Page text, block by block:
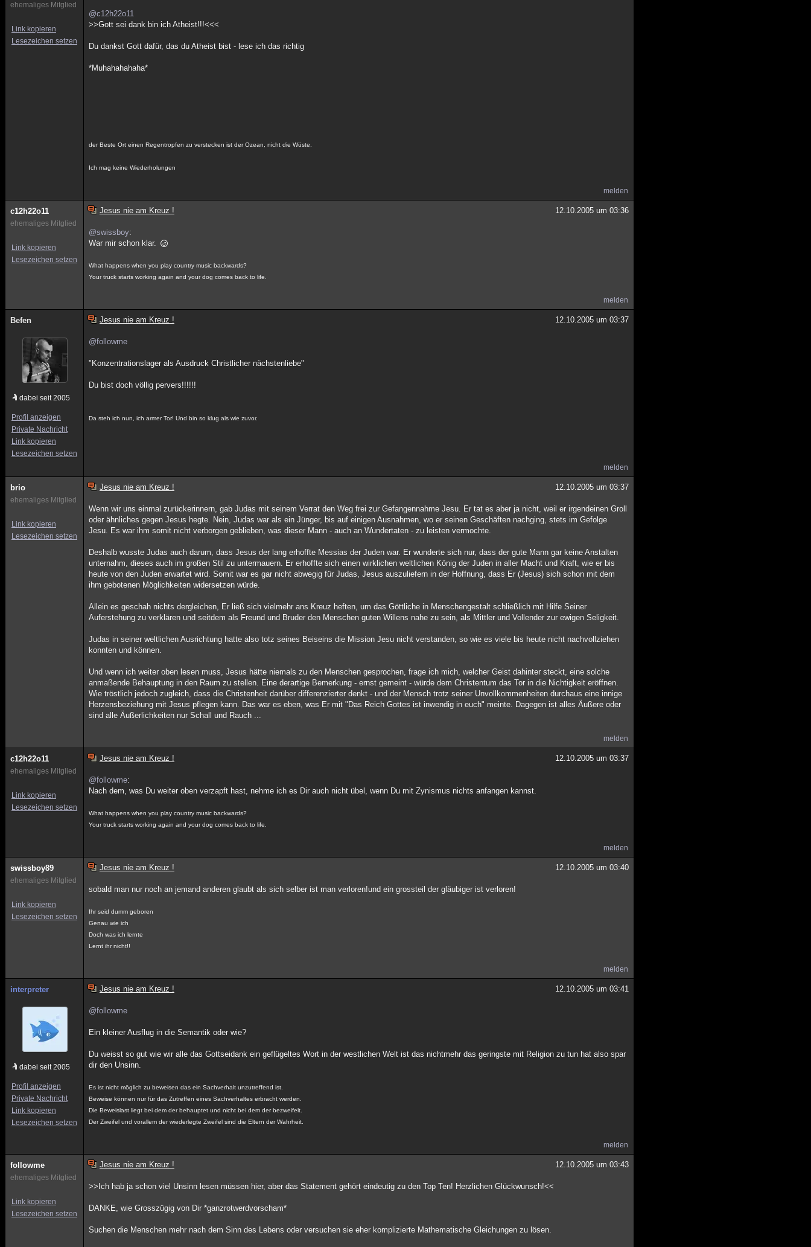
ehemaliges Mitglied
Link kopieren
Lesezeichen setzen
@c12h22o11
>>Gott sei dank bin ich Atheist!!!<<<
Du dankst Gott dafür, das du Atheist bist - lese ich das richtig
*Muhahahahaha*
der Beste Ort einen Regentropfen zu verstecken ist der Ozean, nicht die Wüste.
Ich mag keine Wiederholungen
melden
c12h22o11
ehemaliges Mitglied
Link kopieren
Lesezeichen setzen
Jesus nie am Kreuz ! 12.10.2005 um 03:36
@swissboy:
War mir schon klar.
What happens when you play country music backwards?
Your truck starts working again and your dog comes back to life.
melden
Befen
dabei seit 2005
Profil anzeigen
Private Nachricht
Link kopieren
Lesezeichen setzen
Jesus nie am Kreuz ! 12.10.2005 um 03:37
@followme
"Konzentrationslager als Ausdruck Christlicher nächstenliebe"
Du bist doch völlig pervers!!!!!!
Da steh ich nun, ich armer Tor! Und bin so klug als wie zuvor.
melden
brio
ehemaliges Mitglied
Link kopieren
Lesezeichen setzen
Jesus nie am Kreuz ! 12.10.2005 um 03:37
Wenn wir uns einmal zurückerinnern, gab Judas mit seinem Verrat den Weg frei zur Gefangennahme Jesu. Er tat es aber ja nicht, weil er irgendeinen Groll
oder ähnliches gegen Jesus hegte. Nein, Judas war als ein Jünger, bis auf einigen Ausnahmen, wo er seinen Geschäften nachging, stets im Gefolge
Jesu. Es war ihm somit nicht verborgen geblieben, was dieser Mann - auch an Wundertaten - zu leisten vermochte.
Deshalb wusste Judas auch darum, dass Jesus der lang erhoffte Messias der Juden war. Er wunderte sich nur, dass der gute Mann gar keine Anstalten
unternahm, dieses auch im großen Stil zu untermauern. Er erhoffte sich einen wirklichen weltlichen König der Juden in aller Macht und Kraft, wie er bis
heute von den Juden erwartet wird. Somit war es gar nicht abwegig für Judas, Jesus auszuliefern in der Hoffnung, dass Er (Jesus) sich schon mit dem
ihm gebotenen Möglichkeiten widersetzen würde.
Allein es geschah nichts dergleichen, Er ließ sich vielmehr ans Kreuz heften, um das Göttliche in Menschengestalt schließlich mit Hilfe Seiner
Auferstehung zu verklären und seitdem als Freund und Bruder den Menschen guten Willens nahe zu sein, als Mittler und Vollender zur ewigen Seligkeit.
Judas in seiner weltlichen Ausrichtung hatte also totz seines Beiseins die Mission Jesu nicht verstanden, so wie es viele bis heute nicht nachvollziehen
konnten und können.
Und wenn ich weiter oben lesen muss, Jesus hätte niemals zu den Menschen gesprochen, frage ich mich, welcher Geist dahinter steckt, eine solche
anmaßende Behauptung in den Raum zu stellen. Eine derartige Bemerkung - ernst gemeint - würde dem Christentum das Tor in die Nichtigkeit eröffnen.
Wie tröstlich jedoch zugleich, dass die Christenheit darüber differenzierter denkt - und der Mensch trotz seiner Unvollkommenheiten durchaus eine innige
Herzensbeziehung mit Jesus pflegen kann. Das war es eben, was Er mit "Das Reich Gottes ist inwendig in euch" meinte. Dagegen ist alles Äußere oder
sind alle Äußerlichkeiten nur Schall und Rauch ...
melden
c12h22o11
ehemaliges Mitglied
Link kopieren
Lesezeichen setzen
Jesus nie am Kreuz ! 12.10.2005 um 03:37
@followme:
Nach dem, was Du weiter oben verzapft hast, nehme ich es Dir auch nicht übel, wenn Du mit Zynismus nichts anfangen kannst.
What happens when you play country music backwards?
Your truck starts working again and your dog comes back to life.
melden
swissboy89
ehemaliges Mitglied
Link kopieren
Lesezeichen setzen
Jesus nie am Kreuz ! 12.10.2005 um 03:40
sobald man nur noch an jemand anderen glaubt als sich selber ist man verloren!und ein grossteil der gläubiger ist verloren!
Ihr seid dumm geboren
Genau wie ich
Doch was ich lernte
Lernt ihr nicht!!
melden
interpreter
dabei seit 2005
Profil anzeigen
Private Nachricht
Link kopieren
Lesezeichen setzen
Jesus nie am Kreuz ! 12.10.2005 um 03:41
@followme
Ein kleiner Ausflug in die Semantik oder wie?
Du weisst so gut wie wir alle das Gottseidank ein geflügeltes Wort in der westlichen Welt ist das nichtmehr das geringste mit Religion zu tun hat also spar
dir den Unsinn.
Es ist nicht möglich zu beweisen das ein Sachverhalt unzutreffend ist.
Beweise können nur für das Zutreffen eines Sachverhaltes erbracht werden.
Die Beweislast liegt bei dem der behauptet und nicht bei dem der bezweifelt.
Der Zweifel und vorallem der wiederlegte Zweifel sind die Eltern der Wahrheit.
melden
followme
ehemaliges Mitglied
Link kopieren
Lesezeichen setzen
Jesus nie am Kreuz ! 12.10.2005 um 03:43
>>Ich hab ja schon viel Unsinn lesen müssen hier, aber das Statement gehört eindeutig zu den Top Ten! Herzlichen Glückwunsch!<<
DANKE, wie Grosszügig von Dir *ganzrotwerdvorscham*
Suchen die Menschen mehr nach dem Sinn des Lebens oder versuchen sie eher komplizierte Mathematische Gleichungen zu lösen.